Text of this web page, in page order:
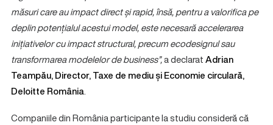
măsuri care au impact direct și rapid, însă, pentru a valorifica pe
deplin potențialul acestui model, este necesară accelerarea
inițiativelor cu impact structural, precum ecodesignul sau
transformarea modelelor de business”,a declaratAdrian
Teampău, Director, Taxe de mediu și Economie circulară,
Deloitte România.
Companiile din România participante la studiu consideră că